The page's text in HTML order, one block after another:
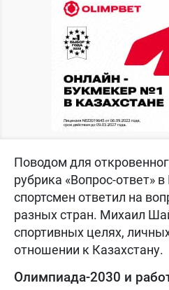
Поводом для
рубрика «Вопрос-ответ»
спортсмен ответил на
разных стран. Михаил
спортивных целях,
отношении к Казахстану.
Олимпиада-2030 и